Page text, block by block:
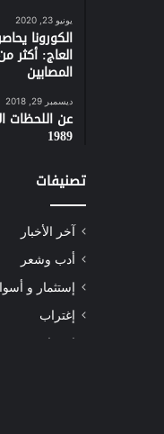
يونيو 23, 2020
الكورونا
العاج: أكثر
المصابين
ديسمبر 29, 2018
عن اللحظات
1989
تصنيفات
آخر الأخبار
أدب وشعر
إستثمار و
إغتراب
إقتصاد